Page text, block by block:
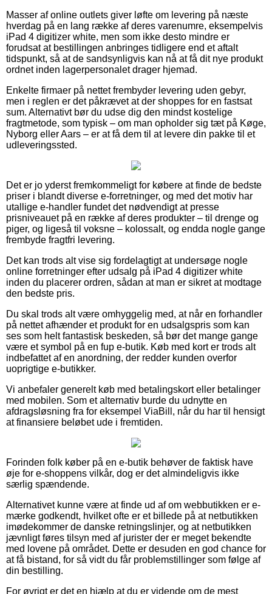
Masser af online outlets giver løfte om levering på næste
hverdag på en lang række af deres varenumre, eksempelvis
iPad 4 digitizer white, men som ikke desto mindre er
forudsat at bestillingen anbringes tidligere end et aftalt
tidspunkt, så at de sandsynligvis kan nå at få dit nye produkt
ordnet inden lagerpersonalet drager hjemad.
Enkelte firmaer på nettet frembyder levering uden gebyr,
men i reglen er det påkrævet at der shoppes for en fastsat
sum. Alternativt bør du udse dig den mindst kostelige
fragtmetode, som typisk – om man opholder sig tæt på Køge,
Nyborg eller Aars – er at få dem til at levere din pakke til et
udleveringssted.
Det er jo yderst fremkommeligt for købere at finde de bedste
priser i blandt diverse e-forretninger, og med det motiv har
utallige e-handler fundet det nødvendigt at presse
prisniveauet på en række af deres produkter – til drenge og
piger, og ligeså til voksne – kolossalt, og endda nogle gange
frembyde fragtfri levering.
Det kan trods alt vise sig fordelagtigt at undersøge nogle
online forretninger efter udsalg på iPad 4 digitizer white
inden du placerer ordren, sådan at man er sikret at modtage
den bedste pris.
Du skal trods alt være omhyggelig med, at når en forhandler
på nettet afhænder et produkt for en udsalgspris som kan
ses som helt fantastisk beskeden, så bør det mange gange
være et symbol på en fup e-butik. Køb med kort er trods alt
indbefattet af en anordning, der redder kunden overfor
uoprigtige e-butikker.
Vi anbefaler generelt køb med betalingskort eller betalinger
med mobilen. Som et alternativ burde du udnytte en
afdragsløsning fra for eksempel ViaBill, når du har til hensigt
at finansiere beløbet ude i fremtiden.
Forinden folk køber på en e-butik behøver de faktisk have
øje for e-shoppens vilkår, dog er det almindeligvis ikke
særlig spændende.
Alternativet kunne være at finde ud af om webbutikken er e-
mærke godkendt, hvilket ofte er et billede på at netbutikken
imødekommer de danske retningslinjer, og at netbutikken
jævnligt føres tilsyn med af jurister der er meget bekendte
med lovene på området. Dette er desuden en god chance for
at få bistand, for så vidt du får problemstillinger som følge af
din bestilling.
For øvrigt er det en hjælp at du er vidende om de mest